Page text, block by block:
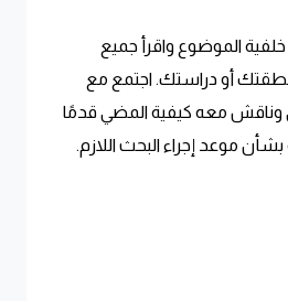
الموضوع واقرأ جميع
أو دراستك. اجتمع مع
وناقش معه كيفية المضي قدمًا
بشأن موعد إجراء البحث اللازم.